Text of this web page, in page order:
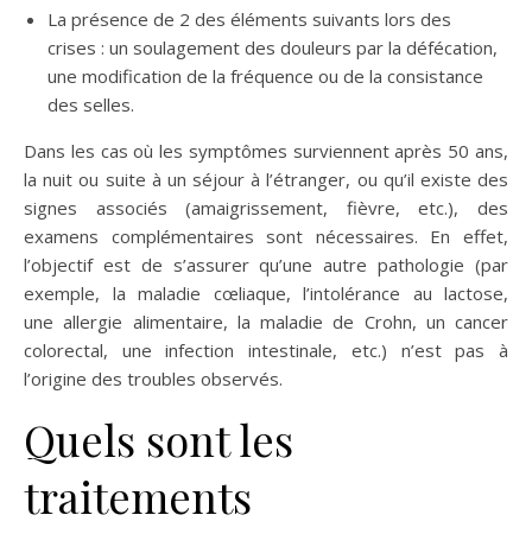
La présence de 2 des éléments suivants lors des
crises : un soulagement des douleurs par la défécation,
une modification de la fréquence ou de la consistance
des selles.
Dans les cas où les symptômes surviennent après 50 ans,
la nuit ou suite à un séjour à l’étranger, ou qu’il existe des
signes associés (amaigrissement, fièvre, etc.), des
examens complémentaires sont nécessaires. En effet,
l’objectif est de s’assurer qu’une autre pathologie (par
exemple, la maladie cœliaque, l’intolérance au lactose,
une allergie alimentaire, la maladie de Crohn, un cancer
colorectal, une infection intestinale, etc.) n’est pas à
l’origine des troubles observés.
Quels sont les
traitements